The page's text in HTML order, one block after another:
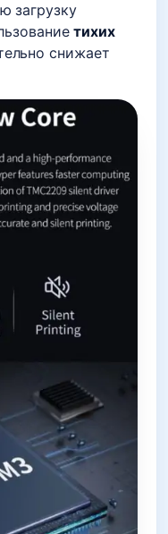
загрузку
тихих
снижает